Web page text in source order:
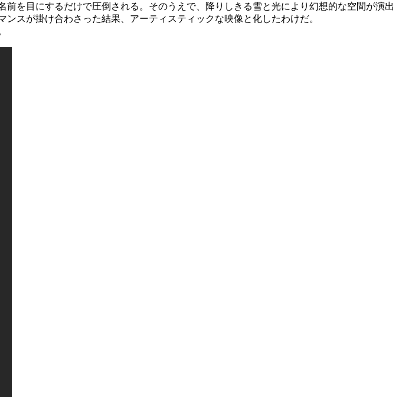
を目にするだけで圧倒される。そのうえで、降りしきる雪と光により幻想的な空間が演出
スが掛け合わさった結果、アーティスティックな映像と化したわけだ。